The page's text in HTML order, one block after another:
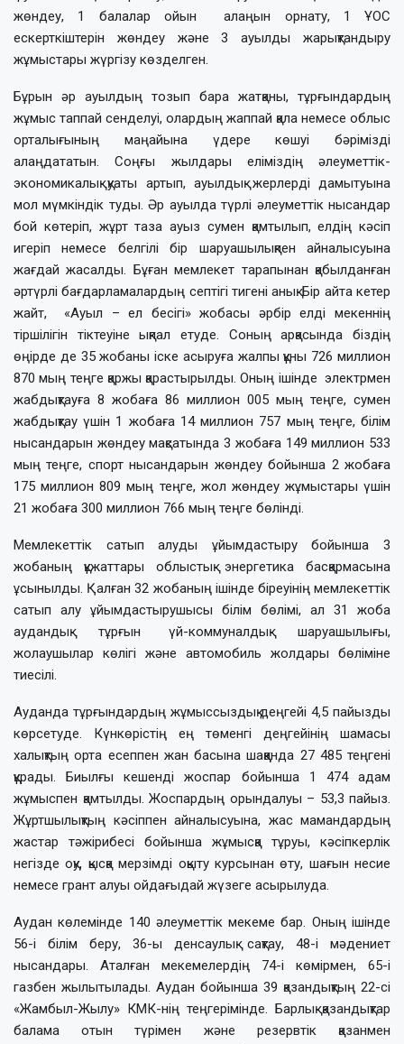
жөндеу, 1 балалар ойын алаңын орнату, 1 ҰОС
ескерткіштерін жөндеу және 3 ауылды жарықтандыру
жұмыстары жүргізу көзделген.
Бұрын әр ауылдың тозып бара жатқаны, тұрғындардың
жұмыс таппай сенделуі, олардың жаппай қала немесе облыс
орталығының маңайына үдере көшуі бәрімізді
алаңдататын. Соңғы жылдары еліміздің әлеуметтік-
экономикалық қуаты артып, ауылдық жерлерді дамытуына
мол мүмкіндік туды. Әр ауылда түрлі әлеуметтік нысандар
бой көтеріп, жұрт таза ауыз сумен қамтылып, елдің кәсіп
игеріп немесе белгілі бір шаруашылықпен айналысуына
жағдай жасалды. Бұған мемлекет тарапынан қабылданған
әртүрлі бағдарламалардың септігі тигені анық. Бір айта кетер
жайт, «Ауыл – ел бесігі» жобасы әрбір елді мекеннің
тіршілігін тіктеуіне ықпал етуде. Соның арқасында біздің
өңірде де 35 жобаны іске асыруға жалпы құны 726 миллион
870 мың теңге қаржы қарастырылды. Оның ішінде электрмен
жабдықтауға 8 жобаға 86 миллион 005 мың теңге, сумен
жабдықтау үшін 1 жобаға 14 миллион 757 мың теңге, білім
нысандарын жөндеу мақсатында 3 жобаға 149 миллион 533
мың теңге, спорт нысандарын жөндеу бойынша 2 жобаға
175 миллион 809 мың теңге, жол жөндеу жұмыстары үшін
21 жобаға 300 миллион 766 мың теңге бөлінді.
Мемлекеттік сатып алуды ұйымдастыру бойынша 3
жобаның құжаттары облыстық энергетика басқармасына
ұсынылды. Қалған 32 жобаның ішінде біреуінің мемлекеттік
сатып алу ұйымдастырушысы білім бөлімі, ал 31 жоба
аудандық тұрғын үй-коммуналдық шаруашылығы,
жолаушылар көлігі және автомобиль жолдары бөліміне
тиесілі.
Ауданда тұрғындардың жұмыссыздық деңгейі 4,5 пайызды
көрсетуде. Күнкөрістің ең төменгі деңгейінің шамасы
халықтың орта есеппен жан басына шаққанда 27 485 теңгені
құрады. Биылғы кешенді жоспар бойынша 1 474 адам
жұмыспен қамтылды. Жоспардың орындалуы – 53,3 пайыз.
Жұртшылықтың кәсіппен айналысуына, жас мамандардың
жастар тәжірибесі бойынша жұмысқа тұруы, кәсіпкерлік
негізде оқу, қысқа мерзімді оқыту курсынан өту, шағын несие
немесе грант алуы ойдағыдай жүзеге асырылуда.
Аудан көлемінде 140 әлеуметтік мекеме бар. Оның ішінде
56-і білім беру, 36-ы денсаулық сақтау, 48-і мәдениет
нысандары. Аталған мекемелердің 74-і көмірмен, 65-і
газбен жылытылады. Аудан бойынша 39 қазандықтың 22-сі
«Жамбыл-Жылу» КМК-нің теңгерімінде. Барлық қазандықтар
балама отын түрімен және резервтік қазанмен